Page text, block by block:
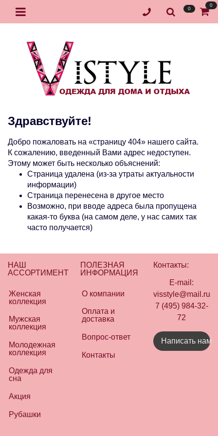
0
0
Здравствуйте!
Добро пожаловать на «страницу 404» нашего сайта.
К сожалению, введенный Вами адрес недоступен.
Этому может быть несколько объяснений:
Страница удалена (из-за утраты актуальности
информации)
Страница перенесена в другое место
Возможно, при вводе адреса была пропущена
какая-то буква (на самом деле, у нас самих так
часто получается)
НАШ
АССОРТИМЕНТ
Женская
коллекция
Мужская
коллекция
Молодежная
коллекция
Одежда для
сна
Акция
Рубашки
ПОЛЕЗНАЯ
ИНФОРМАЦИЯ
О компании
Оплата и
доставка
Вопрос-ответ
Контакты
Контакты:
E-mail:
visstyle@mail.ru
7 (495) 984-32-
72
Написать нам